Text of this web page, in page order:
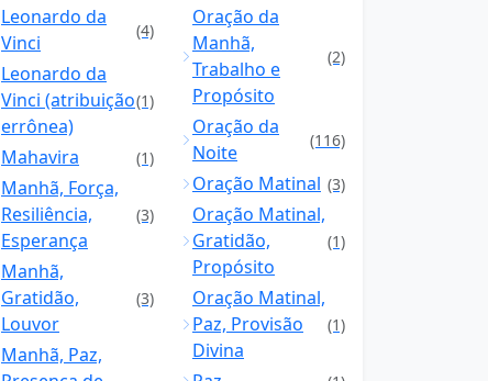
Leonardo da
Vinci
(4)
Leonardo da
Vinci (atribuição
errônea)
(1)
Mahavira (1)
Manhã, Força,
Resiliência,
Esperança
(3)
Manhã,
Gratidão,
Louvor
(3)
Manhã, Paz,
Oração da
Manhã,
Trabalho e
Propósito
(2)
Oração da
Noite
(116)
Oração Matinal (3)
Oração Matinal,
Gratidão,
Propósito
(1)
Oração Matinal,
Paz, Provisão
Divina
(1)